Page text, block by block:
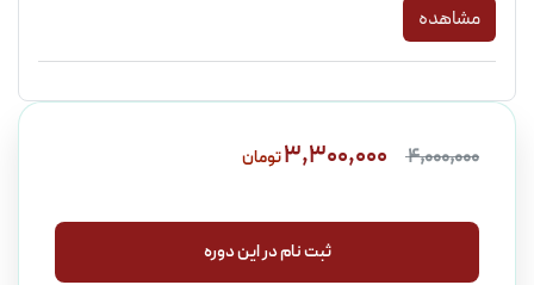
مشاهده
4,000,000
3,300,000تومان
ثبت نام در این دوره